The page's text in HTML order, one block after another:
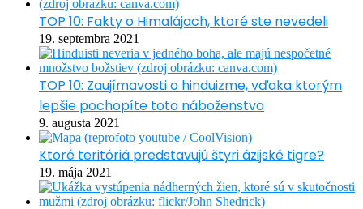
TOP 10: Fakty o Himalájach, ktoré ste nevedeli
19. septembra 2021
TOP 10: Zaujímavosti o hinduizme, vďaka ktorým
lepšie pochopíte toto náboženstvo
9. augusta 2021
Ktoré teritóriá predstavujú štyri ázijské tigre?
19. mája 2021